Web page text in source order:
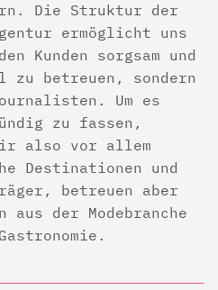
Die Struktur der
ermöglicht uns
Kunden sorgsam und
betreuen, sondern
Um es
zu fassen,
also vor allem
Destinationen und
betreuen aber
aus der Modebranche